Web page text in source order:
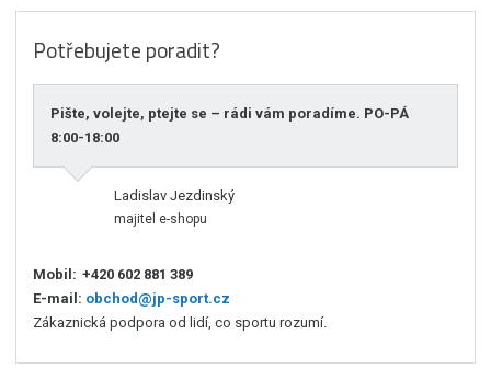
Potřebujete poradit?
Pište, volejte, ptejte se – rádi vám poradíme. PO-PÁ
8:00-18:00
Ladislav Jezdinský
majitel e-shopu
Mobil: +420 602 881 389
E-mail: obchod@jp-sport.cz
Zákaznická podpora od lidí, co sportu rozumí.